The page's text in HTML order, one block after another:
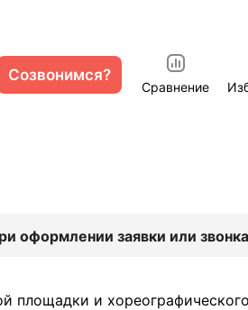
Созвонимся?
Сравнение
оформлении заявки или
площадки и